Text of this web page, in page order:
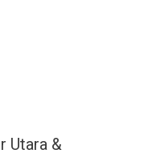
Utara &